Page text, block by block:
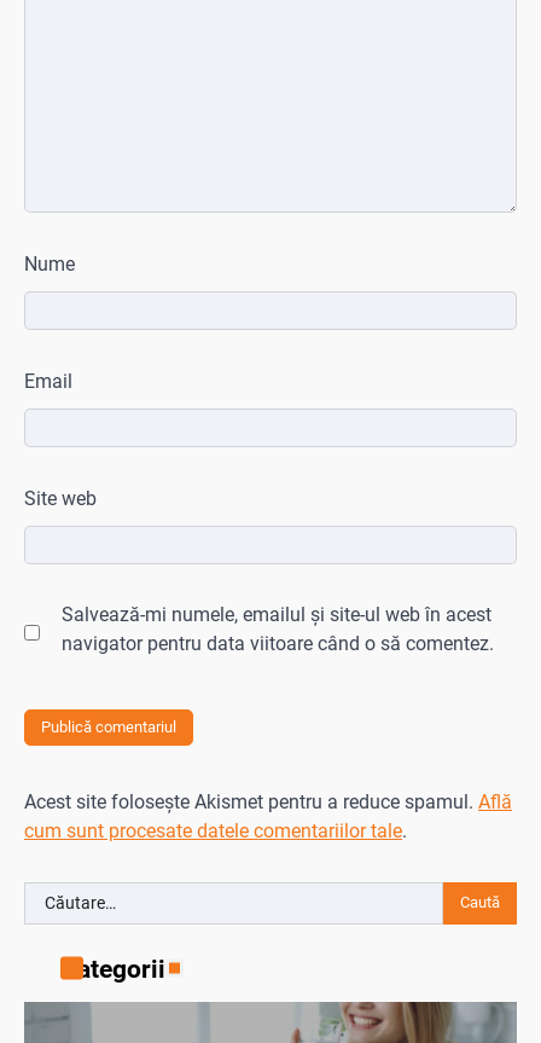
Nume
Email
Site web
Salvează-mi numele, emailul și site-ul web în acest
navigator pentru data viitoare când o să comentez.
Acest site folosește Akismet pentru a reduce spamul. Află
cum sunt procesate datele comentariilor tale.
Caută
după:
Categorii